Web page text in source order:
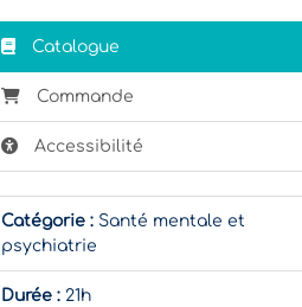
Catalogue
Commande
Accessibilité
Catégorie : Santé mentale et
psychiatrie
Durée : 21h